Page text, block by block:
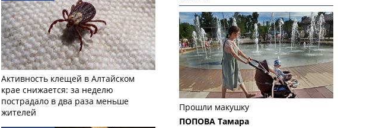
Активность клещей в Алтайском
крае снижается: за неделю
пострадало в два раза меньше
жителей
Прошли макушку
ПОПОВА Тамара